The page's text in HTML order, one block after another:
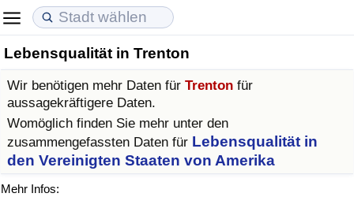
Lebensqualität in Trenton
Wir benötigen mehr Daten für Trenton für
aussagekräftigere Daten.
Womöglich finden Sie mehr unter den
zusammengefassten Daten für Lebensqualität in
den Vereinigten Staaten von Amerika
Mehr Infos:
Lebenshaltungskosten
Lebenshaltungskosten-Index (aktuell)
Lebenshaltungskosten-Index
Immobilienpreise
Immobilienpreis-Index (aktuell)
Immobilienpreis-Index
Lebensqualität
Lebensqualität-Index
Lebensqualität-Index (aktuell)